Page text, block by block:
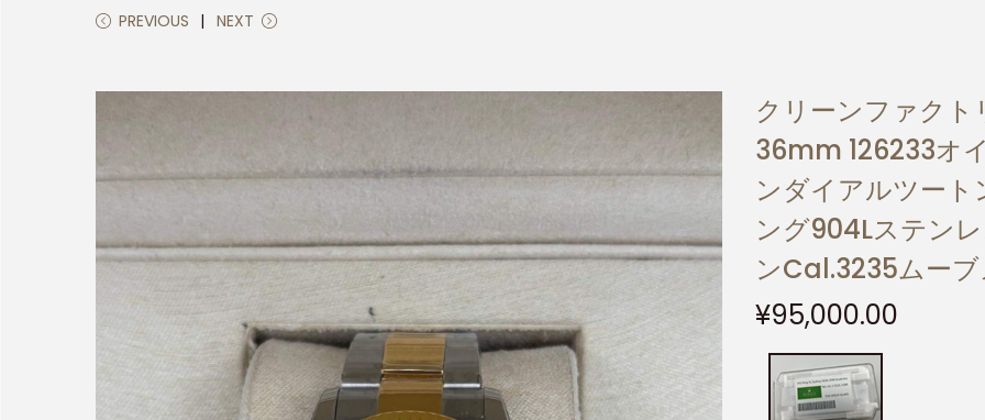
PREVIOUS NEXT
クリーンファクト
36mm 126233オ
ンダイアルツート
ング904Lステン
ンCal.3235ムーブ
¥95,000.00